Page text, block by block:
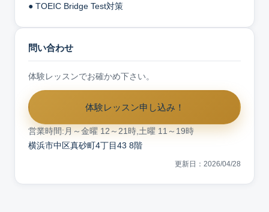
● TOEIC Bridge Test対策
問い合わせ
体験レッスンでお確かめ下さい。
体験レッスン申し込み！
営業時間:月～金曜 12～21時,土曜 11～19時
横浜市中区真砂町4丁目43 8階
更新日：2026/04/28